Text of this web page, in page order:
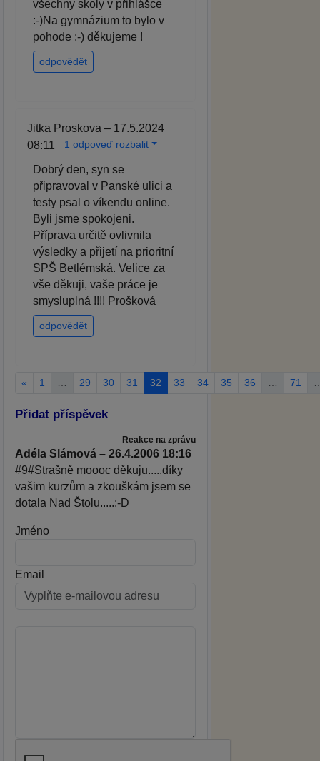
všechny skoly v přihlášce
:-)Na gymnázium to bylo v
pohode :-) děkujeme !
odpovědět
Jitka Proskova – 17.5.2024
08:11
1 odpoveď rozbalit
Dobrý den, syn se
připravoval v Panské ulici a
testy psal o víkendu online.
Byli jsme spokojeni.
Příprava určitě ovlivnila
výsledky a přijetí na prioritní
SPŠ Betlémská. Velice za
vše děkuji, vaše práce je
smysluplná !!!! Prošková
odpovědět
« 1 29 30 31 32 33 34 35 36 71
Přidat příspěvek
Reakce na zprávu
Adéla Slámová – 26.4.2006 18:16
#9#Strašně moooc děkuju.....díky
vašim kurzům a zkouškám jsem se
dotala Nad Štolu.....:-D
Jméno
Email